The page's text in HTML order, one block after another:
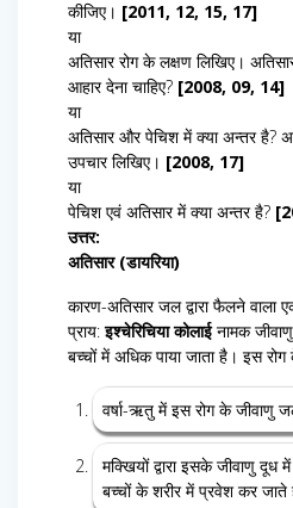
कीजिए। [2011, 12, 15, 17]
या
अतिसार रोग के लक्षण लिखिए।
आहार देना चाहिए? [2008, 09, 14]
या
अतिसार और पेचिश में क्या अन्तर है?
उपचार लिखिए। [2008, 17]
या
पेचिश एवं अतिसार में क्या अन्तर है?
उत्तर:
अतिसार (डायरिया)
कारण-अतिसार जल द्वारा फैलने वाला
प्राय:इश्चेरिचिया कोलाईनामक जीवाणु
बच्चों में अधिक पाया जाता है। इस
वर्षा-ऋतु में इस रोग के जीवाणु
मक्खियों द्वारा इसके जीवाणु दूध
बच्चों के शरीर में प्रवेश कर जाते